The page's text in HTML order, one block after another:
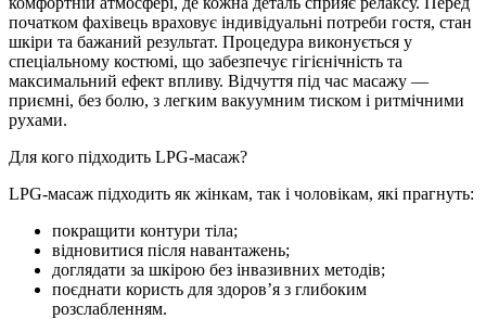
початком фахівець враховує індивідуальні потреби гостя, стан
шкіри та бажаний результат. Процедура виконується у
спеціальному костюмі, що забезпечує гігієнічність та
максимальний ефект впливу. Відчуття під час масажу —
приємні, без болю, з легким вакуумним тиском і ритмічними
рухами.
Для кого підходить LPG-масаж?
LPG-масаж підходить як жінкам, так і чоловікам, які прагнуть:
покращити контури тіла;
відновитися після навантажень;
доглядати за шкірою без інвазивних методів;
поєднати користь для здоров’я з глибоким
розслабленням.